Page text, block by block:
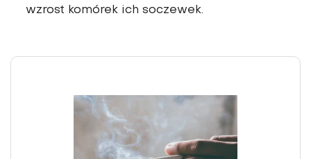
wzrost komórek ich soczewek.